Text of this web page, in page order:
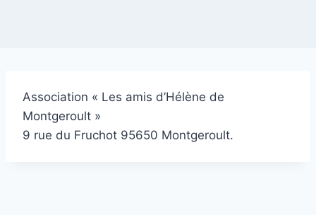
Association « Les amis d’Hélène de
Montgeroult »
9 rue du Fruchot 95650 Montgeroult.